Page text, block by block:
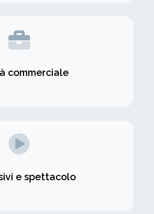
commerciale
e spettacolo